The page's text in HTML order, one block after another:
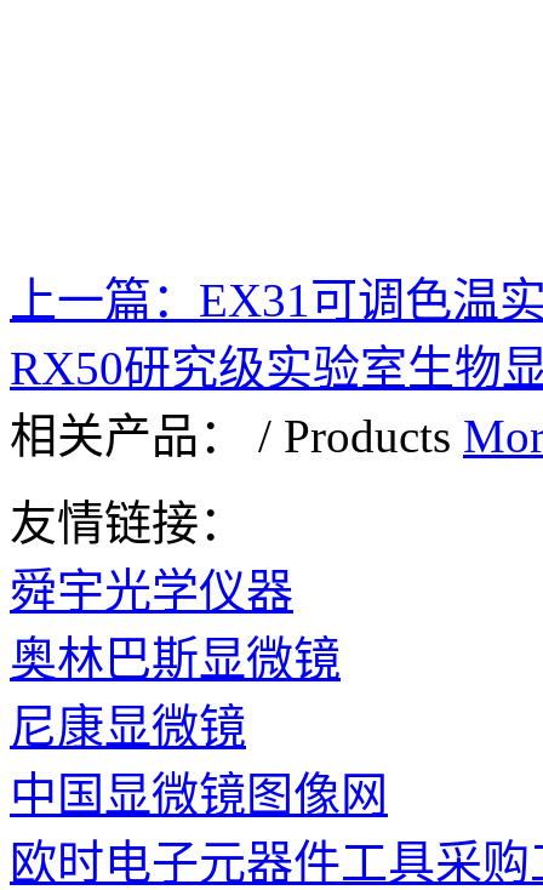
上一篇： EX31可调色温
RX50研究级实验室生物
相关产品：
/ Products
友情链接：
舜宇光学仪器
奥林巴斯显微镜
尼康显微镜
中国显微镜图像网
欧时电子元器件工具采购